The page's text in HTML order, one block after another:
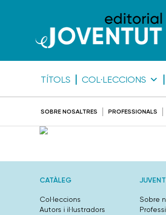
TÍTOLS COL·LECCIONS
SOBRE NOSALTRES PROFESSIONALS
CATÀLEG
Col·leccions
Autors i il·lustradors
Sobre